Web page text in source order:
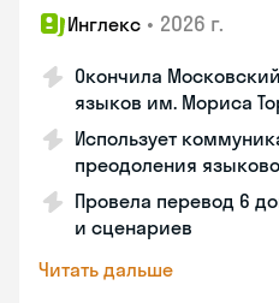
Инглекс • 2026 г.
Окончила
языков им. Мориса
Использует
преодоления
Провела перевод 6
и сценариев
Читать дальше